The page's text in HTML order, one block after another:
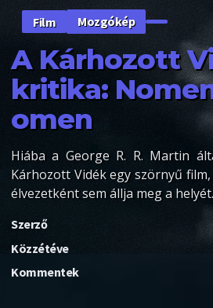
Film Mozgókép
A Kárhozott
kritika:
omen
Hiába a George R. R. Martin
Kárhozott Vidék egy szörnyű
élvezetként sem állja meg a helyét.
Szerző
Közzétéve
Kommentek